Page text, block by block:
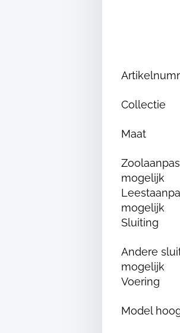
Collectie
Maat
mogelijk
mogelijk
Sluiting
Andere
mogelijk
Voering
Model